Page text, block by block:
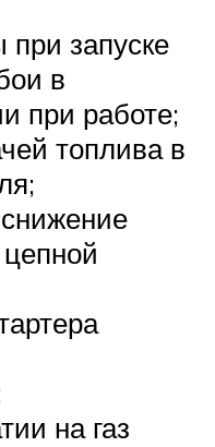
при запуске
в
при работе;
топлива в
на газ